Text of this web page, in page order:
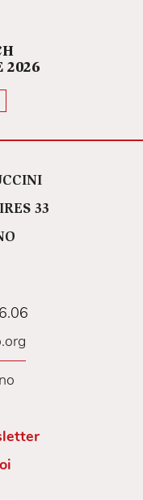
2026
33